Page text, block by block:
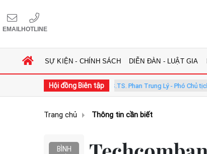
EMAILHOTLINE
SỰ KIỆN - CHÍNH SÁCH DIỄN ĐÀN - LUẬT GIA
Hội đồng Biên tập
GS.TS. Phan Trung Lý - Phó Chủ tịch Hội đồng
Trang chủ Thông tin cần biết
BÌNH